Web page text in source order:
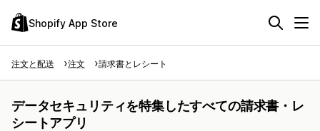
Shopify App Store
注文と配送 注文 請求書とレシート
データセキュリティを特集したすべての請求書・レ
シートアプリ